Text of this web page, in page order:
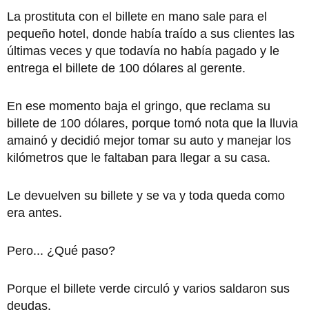
La prostituta con el billete en mano sale para el
pequeño hotel, donde había traído a sus clientes las
últimas veces y que todavía no había pagado y le
entrega el billete de 100 dólares al gerente.
En ese momento baja el gringo, que reclama su
billete de 100 dólares, porque tomó nota que la lluvia
amainó y decidió mejor tomar su auto y manejar los
kilómetros que le faltaban para llegar a su casa.
Le devuelven su billete y se va y toda queda como
era antes.
Pero... ¿Qué paso?
Porque el billete verde circuló y varios saldaron sus
deudas.